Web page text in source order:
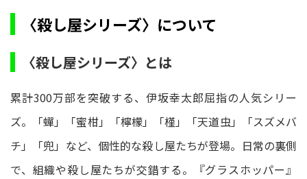
〈殺し屋シリーズ〉について
〈殺し屋シリーズ〉とは
累計300万部を突破する、伊坂幸太郎屈指の人気シリー
ズ。「蟬」「蜜柑」「檸檬」「槿」「天道虫」「スズメバ
チ」「兜」など、個性的な殺し屋たちが登場。日常の裏側
で、組織や殺し屋たちが交錯する。『グラスホッパー』